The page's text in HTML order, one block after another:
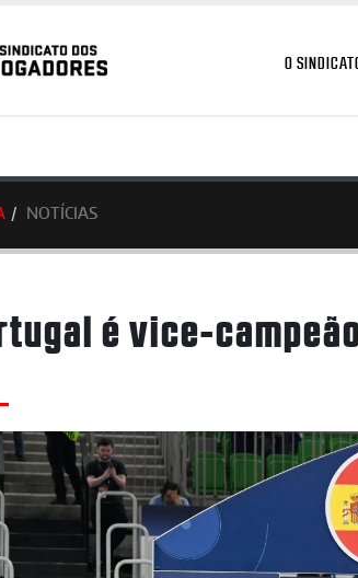
O
NOTÍCIAS
é vice-